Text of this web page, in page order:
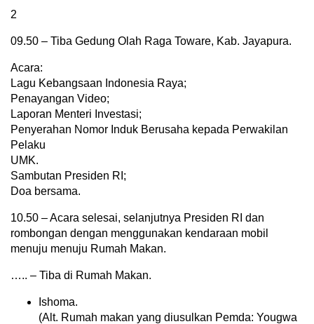
2
09.50 – Tiba Gedung Olah Raga Toware, Kab. Jayapura.
Acara:
Lagu Kebangsaan Indonesia Raya;
Penayangan Video;
Laporan Menteri Investasi;
Penyerahan Nomor Induk Berusaha kepada Perwakilan
Pelaku
UMK.
Sambutan Presiden RI;
Doa bersama.
10.50 – Acara selesai, selanjutnya Presiden RI dan
rombongan dengan menggunakan kendaraan mobil
menuju menuju Rumah Makan.
….. – Tiba di Rumah Makan.
Ishoma.
(Alt. Rumah makan yang diusulkan Pemda: Yougwa